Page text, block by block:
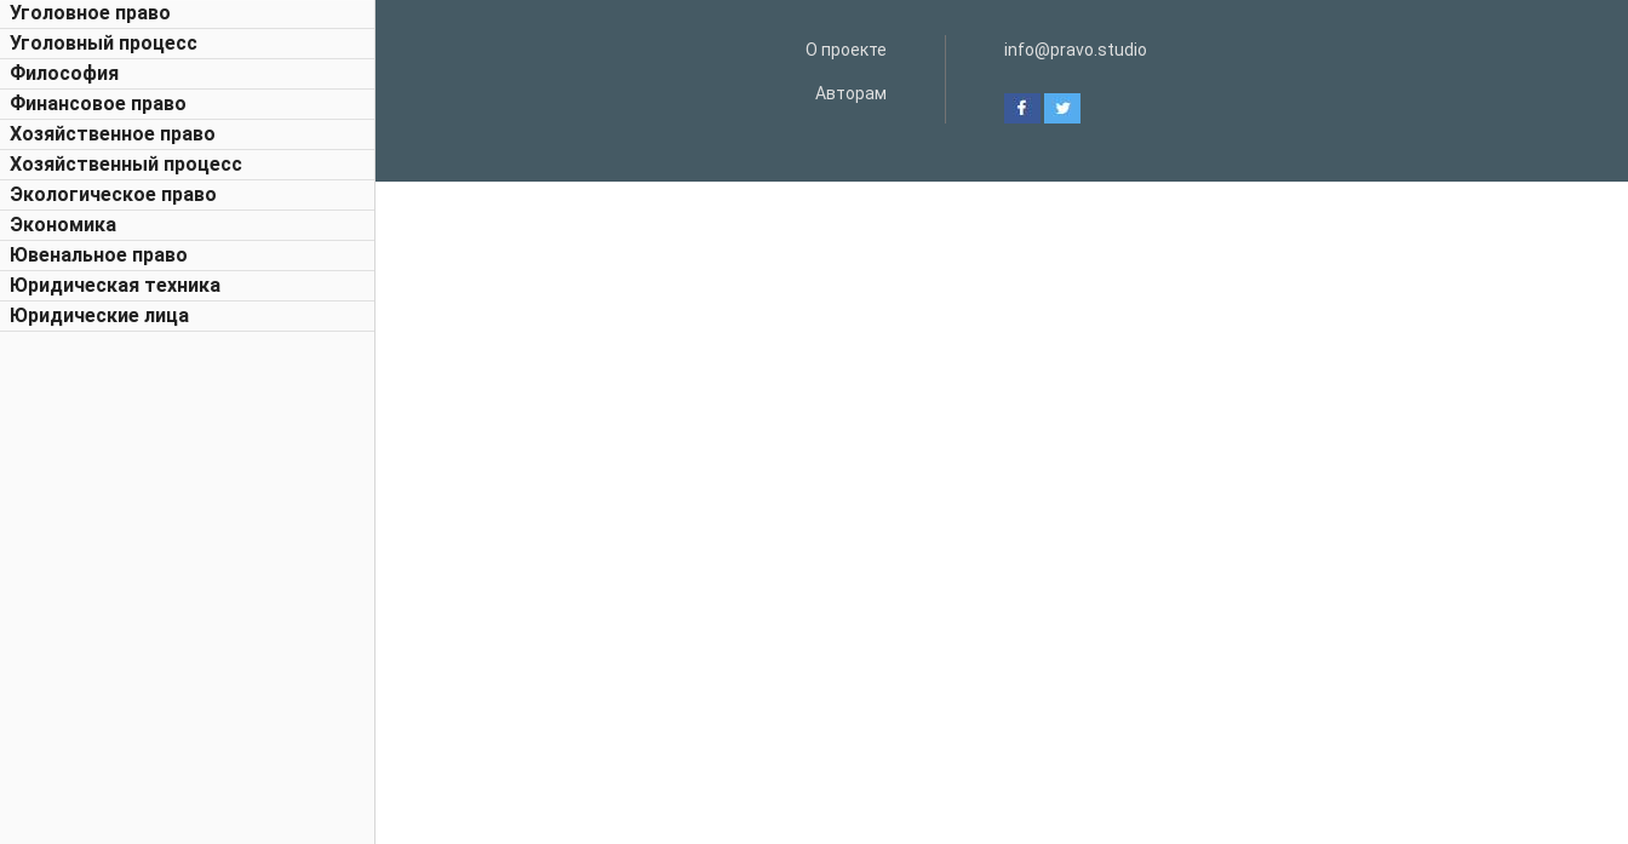
Уголовное право
Уголовный процесс
Философия
Финансовое право
Хозяйственное право
Хозяйственный процесс
Экологическое право
Экономика
Ювенальное право
Юридическая техника
Юридические лица
О проекте
Авторам
info@pravo.studio